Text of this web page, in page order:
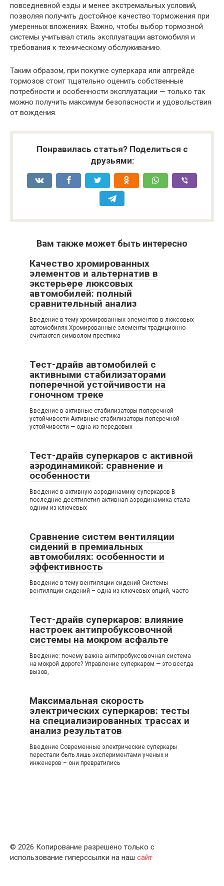
повседневной езды и менее экстремальных условий,
позволяя получить достойное качество торможения при
умеренных вложениях. Важно, чтобы выбор тормозной
системы учитывал стиль эксплуатации автомобиля и
требования к техническому обслуживанию.
Таким образом, при покупке суперкара или апгрейде
тормозов стоит тщательно оценить собственные
потребности и особенности эксплуатации — только так
можно получить максимум безопасности и удовольствия
от вождения.
Понравилась статья? Поделиться с
друзьями:
Вам также может быть интересно
Качество хромированных
элементов и альтернатив в
экстерьере люксовых
автомобилей: полный
сравнительный анализ
Введение в тему хромированных элементов в люксовых
автомобилях Хромированные элементы традиционно
считаются символом престижа
Тест-драйв автомобилей с
активными стабилизаторами
поперечной устойчивости на
гоночном треке
Введение в активные стабилизаторы поперечной
устойчивости Активные стабилизаторы поперечной
устойчивости — одна из передовых
Тест-драйв суперкаров с активной
аэродинамикой: сравнение и
особенности
Введение в активную аэродинамику суперкаров В
последние десятилетия активная аэродинамика стала
одним из ключевых
Сравнение систем вентиляции
сидений в премиальных
автомобилях: особенности и
эффективность
Введение в тему вентиляции сидений Системы
вентиляции сидений – одна из ключевых опций, часто
Тест-драйв суперкаров: влияние
настроек антипробуксовочной
системы на мокром асфальте
Введение: почему важна антипробуксовочная система
на мокрой дороге? Управление суперкаром — это всегда
вызов,
Максимальная скорость
электрических суперкаров: тесты
на специализированных трассах и
анализ результатов
Введение Современные электрические суперкары
перестали быть лишь экспериментами ученых и
инженеров – они превратились
© 2026 Копирование разрешено только с
использование гиперссылки на наш сайт